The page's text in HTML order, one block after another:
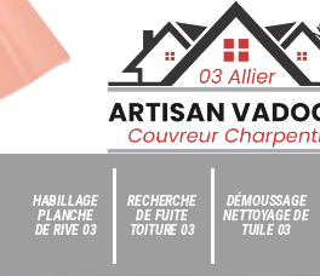
HABILLAGE
PLANCHE
DE RIVE 03
RECHERCHE
DE FUITE
TOITURE 03
DÉMOUSSAGE
NETTOYAGE DE
TUILE 03